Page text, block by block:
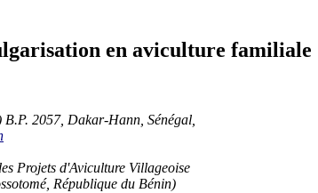
en aviculture familiale
B.P. 2057, Dakar-Hann, Sénégal,
Projets d'Aviculture Villageoise
République du Bénin)